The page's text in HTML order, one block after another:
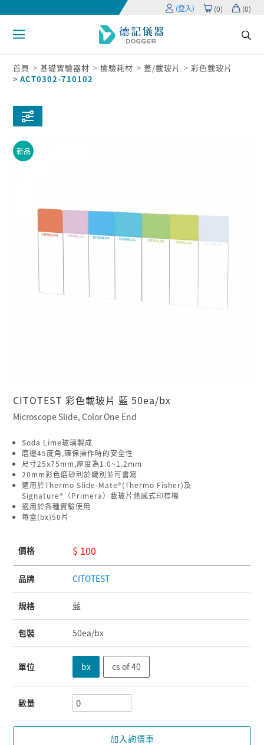
(登入) (0) (0)
首頁 基礎實驗器材 檢驗耗材 蓋/載玻片
彩色載玻片
ACT0302-710102
新品
CITOTEST 彩色載玻片 藍 50ea/bx
Microscope Slide, Color One End
Soda Lime玻璃製成
磨邊45度角,確保操作時的安全性
尺寸25x75mm,厚度為1.0~1.2mm
20mm彩色磨砂利於識別並可書寫
適用於Thermo Slide-Mate®(Thermo Fisher)及
Signature®（Primera）載玻片熱感式印標機
適用於各種實驗使用
每盒(bx)50片
價格 $ 100
品牌 CITOTEST
規格 藍
包裝 50ea/bx
單位 bx cs of 40
數量
加入詢價車